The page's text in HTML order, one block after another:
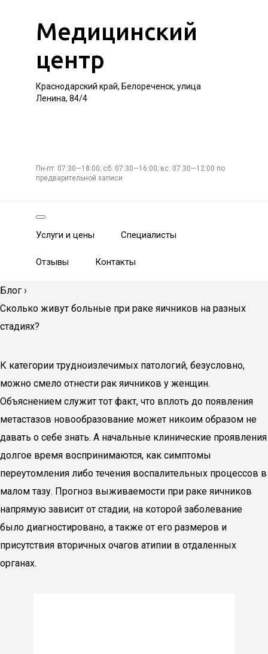
Медицинский
центр
Краснодарский край, Белореченск, улица
Ленина, 84/4
Пн-пт: 07:30—18:00; сб: 07:30—16:00; вс: 07:30—12:00 по
предварительной записи
Услуги и цены Специалисты
Отзывы Контакты
Блог ›
Сколько живут больные при раке яичников на разных
стадиях?
К категории трудноизлечимых патологий, безусловно,
можно смело отнести рак яичников у женщин.
Объяснением служит тот факт, что вплоть до появления
метастазов новообразование может никоим образом не
давать о себе знать. А начальные клинические проявления
долгое время воспринимаются, как симптомы
переутомления либо течения воспалительных процессов в
малом тазу. Прогноз выживаемости при раке яичников
напрямую зависит от стадии, на которой заболевание
было диагностировано, а также от его размеров и
присутствия вторичных очагов атипии в отдаленных
органах.